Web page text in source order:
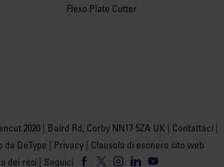
Flexo Plate Cutter
2020 | Baird Rd, Corby NN17 5ZA UK | Contattaci |
da DeType | Privacy | Clausola di esonero sito web
dei resi | Seguici